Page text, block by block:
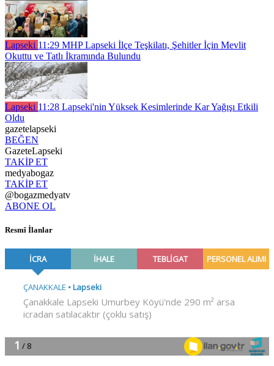
Lapseki 11:29 MHP Lapseki İlçe Teşkilatı, Şehitler İçin Mevlit
Okuttu ve Tatlı İkramında Bulundu
Lapseki 11:28 Lapseki'nin Yüksek Kesimlerinde Kar Yağışı Etkili
Oldu
gazetelapseki
BEĞEN
GazeteLapseki
TAKİP ET
medyabogaz
TAKİP ET
@bogazmedyatv
ABONE OL
Resmî İlanlar